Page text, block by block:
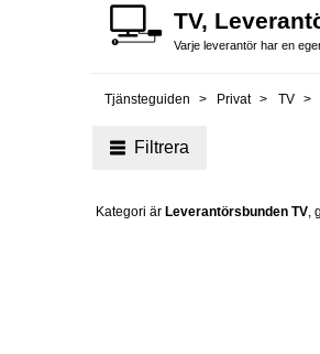
TV,
Varje leverantör har en
Tjänsteguiden Privat TV
Filtrera
Kategori är Leverantörsbunden TV ,